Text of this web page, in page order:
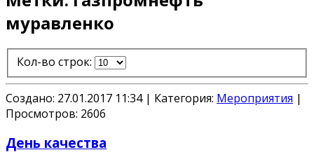
муравленко
Кол-во строк:
Создано: 27.01.2017 11:34 | Категория: Мероприятия |
Просмотров: 2606
День качества